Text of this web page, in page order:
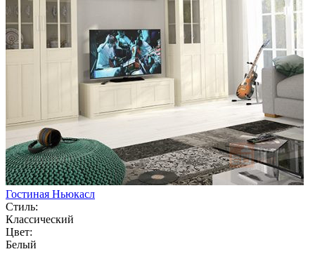
Гостиная Ньюкасл
Стиль:
Классический
Цвет:
Белый